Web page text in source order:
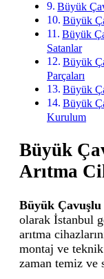
Büyük
Büyük
Büyük
Satanlar
Büyük
Parçaları
Büyük
Büyük
Kurulum
Büyük
Arıtma
Büyük Çavuşlu
olarak İstanbul
arıtma
montaj ve
zaman temiz ve